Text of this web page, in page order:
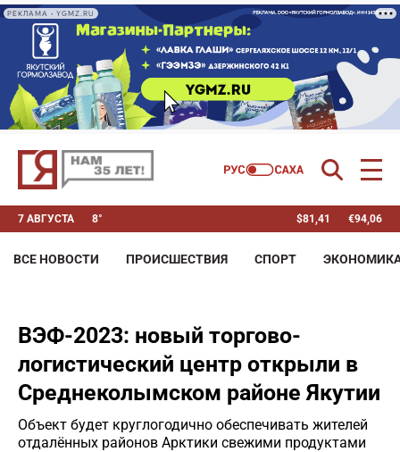
РЕКЛАМА • YGMZ.RU
7 АВГУСТА 8° $81,41 €94,06
ВСЕ НОВОСТИ ПРОИСШЕСТВИЯ СПОРТ
ВЭФ-2023: новый торгово-
логистический центр открыли в
Среднеколымском районе Якутии
Объект будет круглогодично обеспечивать жителей
отдалённых районов Арктики свежими продуктами